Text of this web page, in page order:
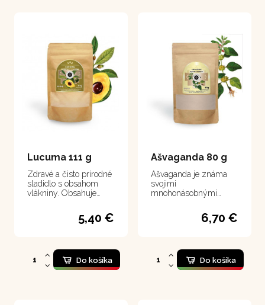
Lucuma 111 g
Zdravé a čisto prírodné
sladidlo s obsahom
vlákniny. Obsahuje
vitamínov. Draslík,
sacharidy, bielkoviny,
vitamíny skupiny B.
5,40 €
Do košíka
Ašvaganda 80 g
Ašvaganda je známa
svojimi
mnohonásobnými
zvýšením vitality a6,70 €
Do košíka